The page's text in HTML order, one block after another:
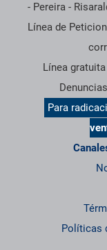
- Pereira -
Línea de
Línea
Para
Políticas